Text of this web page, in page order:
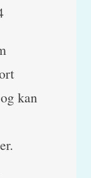
kan